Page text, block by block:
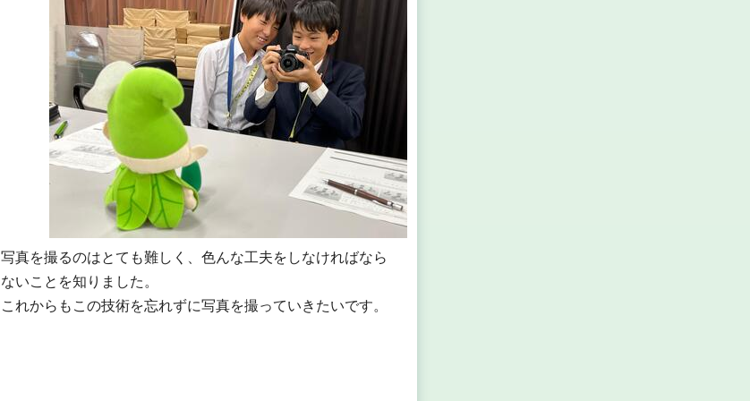
写真を撮るのはとても難しく、色んな工夫をしなければなら
ないことを知りました。
これからもこの技術を忘れずに写真を撮っていきたいです。